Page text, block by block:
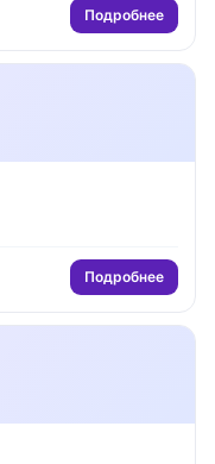
Подробнее
Подробнее